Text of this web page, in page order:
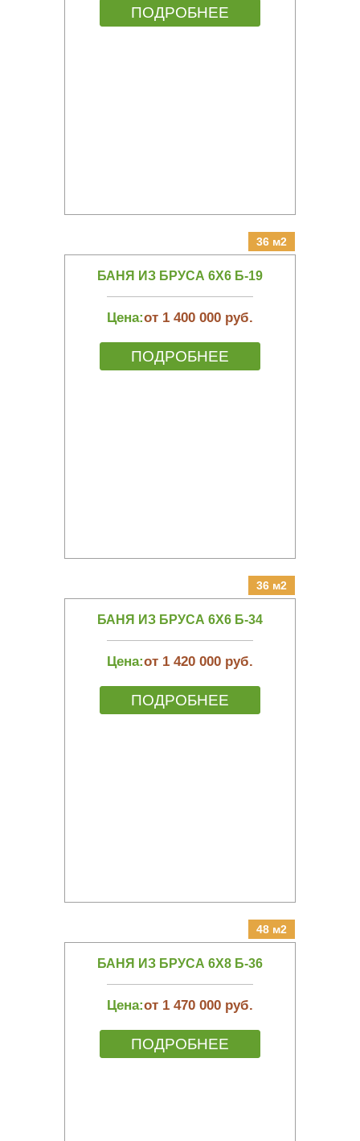
ПОДРОБНЕЕ
36 м2
БАНЯ ИЗ БРУСА 6Х6 Б-19
Цена:от 1 400 000 руб.
ПОДРОБНЕЕ
36 м2
БАНЯ ИЗ БРУСА 6Х6 Б-34
Цена:от 1 420 000 руб.
ПОДРОБНЕЕ
48 м2
БАНЯ ИЗ БРУСА 6Х8 Б-36
Цена:от 1 470 000 руб.
ПОДРОБНЕЕ